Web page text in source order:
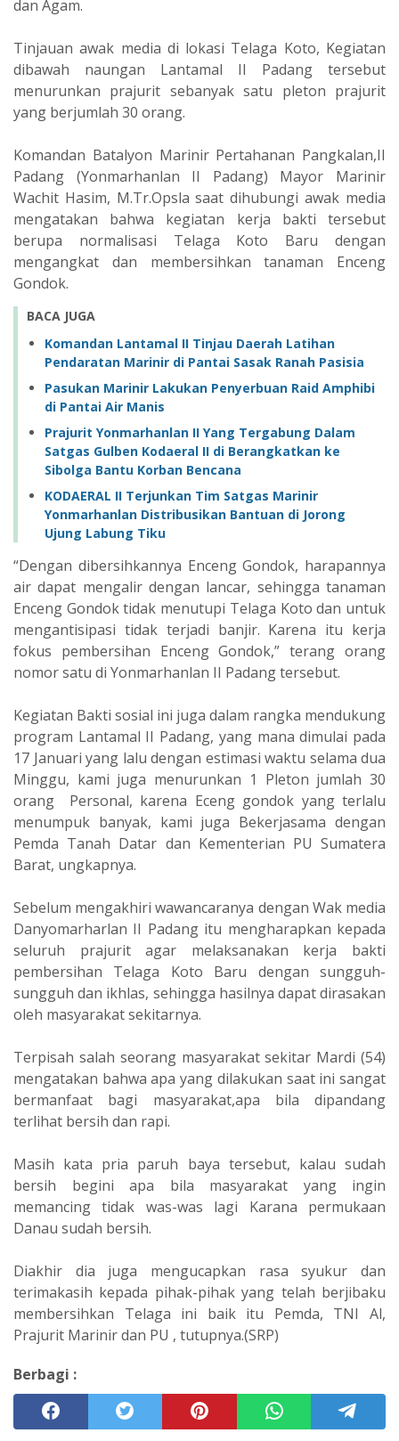
dan Agam.
Tinjauan awak media di lokasi Telaga Koto, Kegiatan
dibawah naungan Lantamal II Padang tersebut
menurunkan prajurit sebanyak satu pleton prajurit
yang berjumlah 30 orang.
Komandan Batalyon Marinir Pertahanan Pangkalan,II
Padang (Yonmarhanlan II Padang) Mayor Marinir
Wachit Hasim, M.Tr.Opsla saat dihubungi awak media
mengatakan bahwa kegiatan kerja bakti tersebut
berupa normalisasi Telaga Koto Baru dengan
mengangkat dan membersihkan tanaman Enceng
Gondok.
BACA JUGA
Komandan Lantamal II Tinjau Daerah Latihan
Pendaratan Marinir di Pantai Sasak Ranah Pasisia
Pasukan Marinir Lakukan Penyerbuan Raid Amphibi
di Pantai Air Manis
‎Prajurit Yonmarhanlan II Yang Tergabung Dalam
Satgas Gulben Kodaeral II di Berangkatkan ke
Sibolga Bantu Korban Bencana ‎
KODAERAL II Terjunkan Tim Satgas Marinir
Yonmarhanlan Distribusikan Bantuan di Jorong
Ujung Labung Tiku
“Dengan dibersihkannya Enceng Gondok, harapannya
air dapat mengalir dengan lancar, sehingga tanaman
Enceng Gondok tidak menutupi Telaga Koto dan untuk
mengantisipasi tidak terjadi banjir. Karena itu kerja
fokus pembersihan Enceng Gondok,” terang orang
nomor satu di Yonmarhanlan II Padang tersebut.
Kegiatan Bakti sosial ini juga dalam rangka mendukung
program Lantamal II Padang, yang mana dimulai pada
17 Januari yang lalu dengan estimasi waktu selama dua
Minggu, kami juga menurunkan 1 Pleton jumlah 30
orang Personal, karena Eceng gondok yang terlalu
menumpuk banyak, kami juga Bekerjasama dengan
Pemda Tanah Datar dan Kementerian PU Sumatera
Barat, ungkapnya.
Sebelum mengakhiri wawancaranya dengan Wak media
Danyomarharlan II Padang itu mengharapkan kepada
seluruh prajurit agar melaksanakan kerja bakti
pembersihan Telaga Koto Baru dengan sungguh-
sungguh dan ikhlas, sehingga hasilnya dapat dirasakan
oleh masyarakat sekitarnya.
Terpisah salah seorang masyarakat sekitar Mardi (54)
mengatakan bahwa apa yang dilakukan saat ini sangat
bermanfaat bagi masyarakat,apa bila dipandang
terlihat bersih dan rapi.
Masih kata pria paruh baya tersebut, kalau sudah
bersih begini apa bila masyarakat yang ingin
memancing tidak was-was lagi Karana permukaan
Danau sudah bersih.
Diakhir dia juga mengucapkan rasa syukur dan
terimakasih kepada pihak-pihak yang telah berjibaku
membersihkan Telaga ini baik itu Pemda, TNI Al,
Prajurit Marinir dan PU , tutupnya.(SRP)
Berbagi :